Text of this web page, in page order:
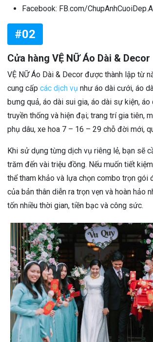
Facebook: FB.com/
#02
Cửa hàng VỆ NỮ Áo Dài & Decor
VỆ NỮ Áo Dài & Decor được thành lập từ
cung cấp các dịch vụ như áo dài cưới, áo
bưng quả, áo dài sui gia, áo dài sự kiện,
truyền thống và hiện đại; trang trí gia tiên,
phụ dâu, xe hoa 7 – 16 – 29 chỗ đời mới,
Khi sử dụng từng dịch vụ riêng lẻ, bạn sẽ
trăm đến vài triệu đồng. Nếu muốn tiết
thể tham khảo và lựa chọn combo trọn gói
của bản thân diễn ra trọn vẹn và hoàn hảo
tốn nhiều thời gian, tiền bạc và công sức.